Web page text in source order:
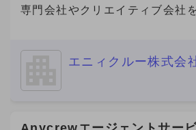
専門会社やクリエイティブ会社
ケティング領域の営業・提案・
エニィクルー株式会